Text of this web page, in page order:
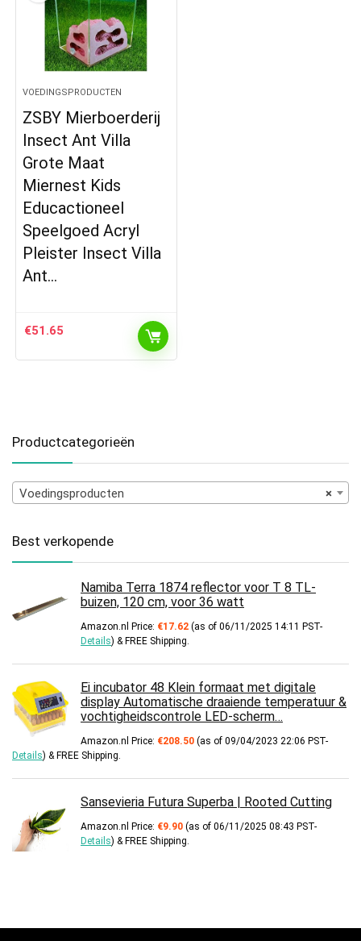
VOEDINGSPRODUCTEN
ZSBY Mierboerderij
Insect Ant Villa
Grote Maat
Miernest Kids
Educactioneel
Speelgoed Acryl
Pleister Insect Villa
Ant…
€51.65
Productcategorieën
×
Voedingsproducten
Best verkopende
Namiba Terra 1874 reflector voor T 8 TL-
buizen, 120 cm, voor 36 watt
Amazon.nl Price: €17.62 (as of 06/11/2025 14:11 PST-
Details) & FREE Shipping
Ei incubator 48 Klein formaat met digitale
display Automatische draaiende temperatuur &
vochtigheidscontrole LED-scherm…
Amazon.nl Price: €208.50 (as of 09/04/2023 22:06 PST-
Details) & FREE Shipping
Sansevieria Futura Superba | Rooted Cutting
Amazon.nl Price: €9.90 (as of 06/11/2025 08:43 PST-
Details) & FREE Shipping